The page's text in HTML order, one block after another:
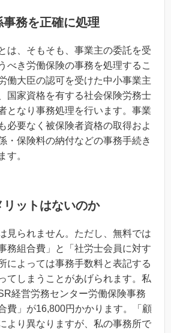
務を正確に処理
は、そもそも、事業主の委託を受
べき労働保険の事務を処理するこ
働大臣の認可を受けた中小事業主
国家資格を有する社会保険労務士
となり事務処理を行います。事業
必要なく被保険者資格の取得およ
・保険料の納付などの事務手続き
す。
リットはないのか
見られません。ただし、無料では
務組合費」と「社労士会員に対す
によっては事務手数料と表記する
てしまうことがあげられます。私
経営労務センター労働保険事務
費」が16,800円かかります。「顧
より異なりますが、私の事務所で